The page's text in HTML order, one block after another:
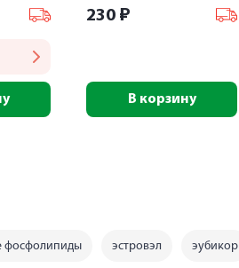
230 ₽
В корзину
фосфолипиды эстровэл эубикор